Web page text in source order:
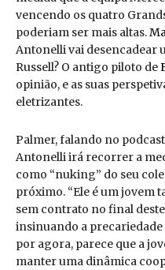
vencendo os quatro
poderiam ser mais altas.
Antonelli vai desencadear
Russell? O antigo piloto de
opinião, e as suas
eletrizantes.
Palmer, falando no podcast
Antonelli irá recorrer a
como “nuking” do seu
próximo. “Ele é um jovem
sem contrato no final
insinuando a
por agora, parece que a
manter uma dinâmica